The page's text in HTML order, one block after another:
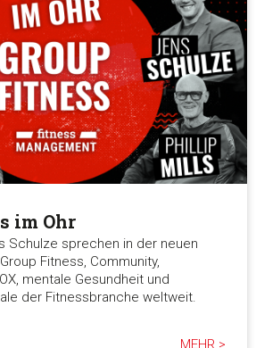
Auswahl erlauben
im Ohr
Schulze sprechen in der neuen
Fitness, Community,
mentale Gesundheit und
der Fitnessbranche weltweit.
MEHR >